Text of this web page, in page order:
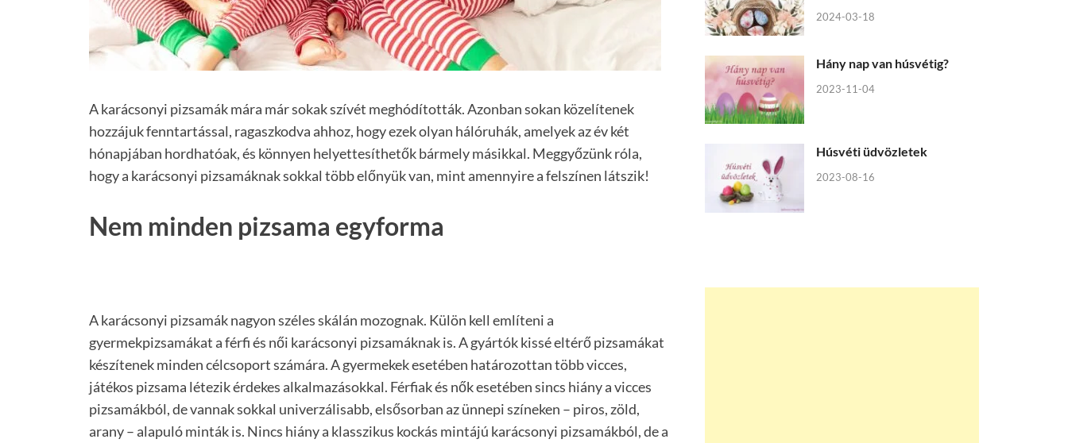
A karácsonyi pizsamák mára már sokak szívét meghódították. Azonban sokan közelítenek
hozzájuk fenntartással, ragaszkodva ahhoz, hogy ezek olyan hálóruhák, amelyek az év két
hónapjában hordhatóak, és könnyen helyettesíthetők bármely másikkal. Meggyőzünk róla,
hogy a karácsonyi pizsamáknak sokkal több előnyük van, mint amennyire a felszínen látszik!
Nem minden pizsama egyforma
A karácsonyi pizsamák nagyon széles skálán mozognak. Külön kell említeni a
gyermekpizsamákat a férfi és női karácsonyi pizsamáknak is. A gyártók kissé eltérő pizsamákat
készítenek minden célcsoport számára. A gyermekek esetében határozottan több vicces,
játékos pizsama létezik érdekes alkalmazásokkal. Férfiak és nők esetében sincs hiány a vicces
pizsamákból, de vannak sokkal univerzálisabb, elsősorban az ünnepi színeken – piros, zöld,
arany – alapuló minták is. Nincs hiány a klasszikus kockás mintájú karácsonyi pizsamákból, de a
2024-03-18
Hány nap van húsvétig?
2023-11-04
Húsvéti üdvözletek
2023-08-16